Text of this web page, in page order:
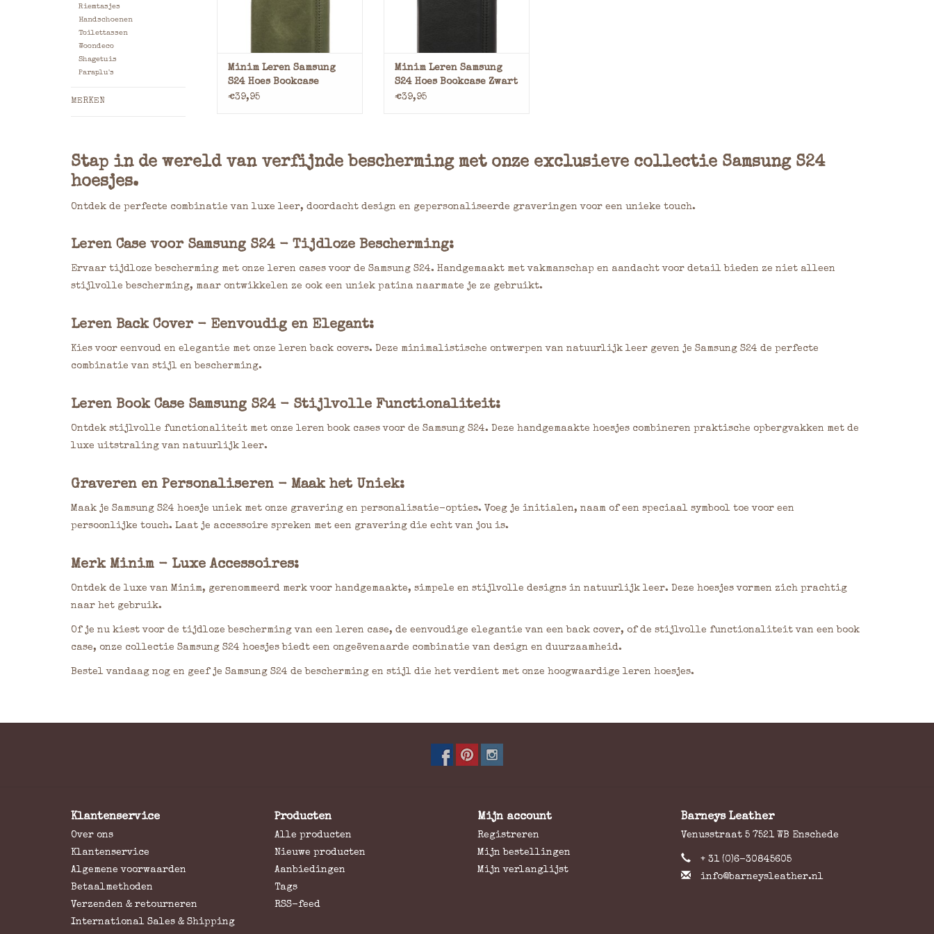
Riemtasjes
Handschoenen
Toilettassen
Woondeco
Shagetuis
Paraplu's
MERKEN
Bescherm en verfraai uw
Samsung S24 met onze
handgemaakte leren hoes,
vervaardigd uit hoogwaardig
hoes wordt met de tijd alleen
maar mooier, waardoor
Minim Leren Samsung
S24 Hoes Bookcase
Olijfgroen
€39,95
Bescherm en verfraai uw
hoes wordt met de tijd alleen
maar mooier, waardoor
Minim Leren Samsung
S24 Hoes Bookcase Zwart
€39,95
Stap in de wereld van verfijnde bescherming met onze exclusieve collectie Samsung S24
hoesjes.
Ontdek de perfecte combinatie van luxe leer, doordacht design en gepersonaliseerde graveringen voor een unieke touch.
Leren Case voor Samsung S24 - Tijdloze Bescherming:
Ervaar tijdloze bescherming met onze leren cases voor de Samsung S24. Handgemaakt met vakmanschap en aandacht voor detail bieden ze niet alleen
stijlvolle bescherming, maar ontwikkelen ze ook een uniek patina naarmate je ze gebruikt.
Leren Back Cover - Eenvoudig en Elegant:
Kies voor eenvoud en elegantie met onze leren back covers. Deze minimalistische ontwerpen van natuurlijk leer geven je Samsung S24 de perfecte
combinatie van stijl en bescherming.
Leren Book Case Samsung S24 - Stijlvolle Functionaliteit:
Ontdek stijlvolle functionaliteit met onze leren book cases voor de Samsung S24. Deze handgemaakte hoesjes combineren praktische opbergvakken met de
luxe uitstraling van natuurlijk leer.
Graveren en Personaliseren - Maak het Uniek:
Maak je Samsung S24 hoesje uniek met onze gravering en personalisatie-opties. Voeg je initialen, naam of een speciaal symbool toe voor een
persoonlijke touch. Laat je accessoire spreken met een gravering die echt van jou is.
Merk Minim - Luxe Accessoires:
Ontdek de luxe van Minim, gerenommeerd merk voor handgemaakte, simpele en stijlvolle designs in natuurlijk leer. Deze hoesjes vormen zich prachtig
naar het gebruik.
Of je nu kiest voor de tijdloze bescherming van een leren case, de eenvoudige elegantie van een back cover, of de stijlvolle functionaliteit van een book
case, onze collectie Samsung S24 hoesjes biedt een ongeëvenaarde combinatie van design en duurzaamheid.
Bestel vandaag nog en geef je Samsung S24 de bescherming en stijl die het verdient met onze hoogwaardige leren hoesjes.
Klantenservice
Over ons
Klantenservice
Algemene voorwaarden
Betaalmethoden
Verzenden & retourneren
International Sales & Shipping
Producten
Alle producten
Nieuwe producten
Aanbiedingen
Tags
RSS-feed
Mijn account
Registreren
Mijn bestellingen
Mijn verlanglijst
Barneys Leather
Venusstraat 5 7521 WB Enschede
+ 31 (0)6-30845605
info@barneysleather.nl